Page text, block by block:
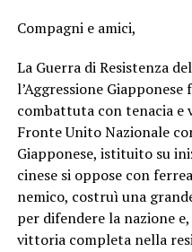
Compagni e amici,
La Guerra di Resistenza
l’Aggressione
combattuta con tenacia e
Fronte Unito Nazionale
Giapponese, istituito su
cinese si oppose con
nemico, costruì una
per difendere la nazione
vittoria completa nella